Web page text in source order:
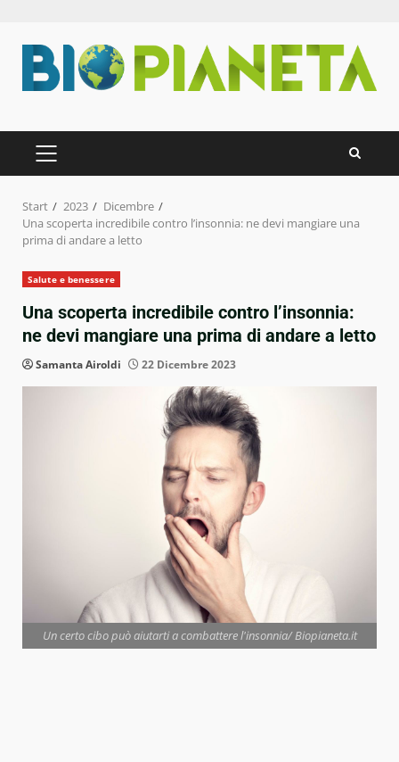
Inhalt
springen
PRIMÄRES
MENÜ
Start 2023
Dicembre
Una scoperta incredibile contro l’insonnia: ne devi mangiare una
prima di andare a letto
Salute e benessere
Una scoperta incredibile contro l’insonnia:
ne devi mangiare una prima di andare a letto
Samanta Airoldi 22 Dicembre 2023
Un certo cibo può aiutarti a combattere l'insonnia/ Biopianeta.it